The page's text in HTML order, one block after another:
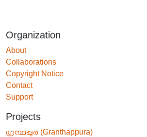
Organization
About
Collaborations
Copyright Notice
Contact
Support
Projects
ഗ്രന്ഥപ്പുര (Granthappura)